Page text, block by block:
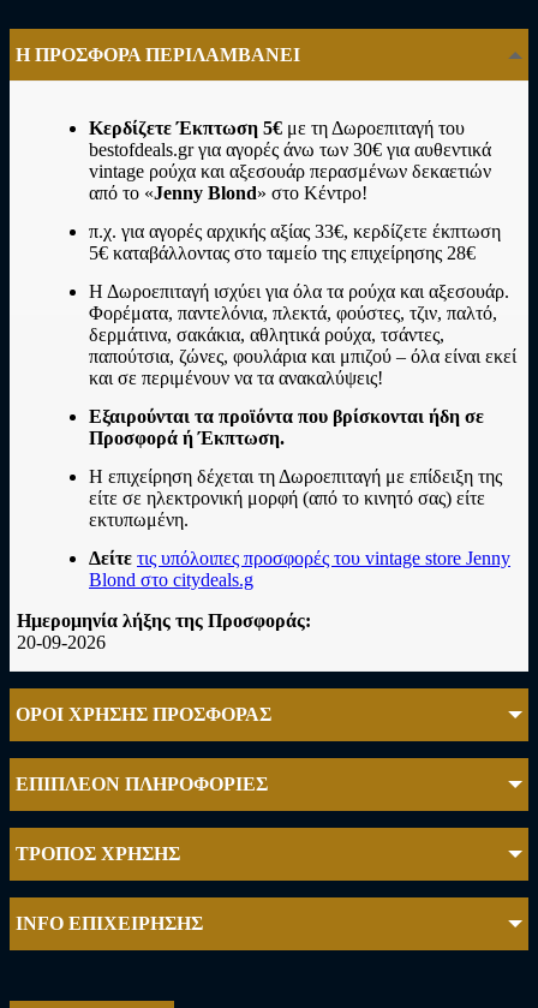
Η ΠΡΟΣΦΟΡΑ ΠΕΡΙΛΑΜΒΑΝΕΙ
Κερδίζετε Έκπτωση 5€ με τη Δωροεπιταγή του
bestofdeals.gr για αγορές άνω των 30€ για αυθεντικά
vintage ρούχα και αξεσουάρ περασμένων δεκαετιών
από το «Jenny Blond» στο Κέντρο!
π.χ. για αγορές αρχικής αξίας 33€, κερδίζετε έκπτωση
5€ καταβάλλοντας στο ταμείο της επιχείρησης 28€
Η Δωροεπιταγή ισχύει για όλα τα ρούχα και αξεσουάρ.
Φορέματα, παντελόνια, πλεκτά, φούστες, τζιν, παλτό,
δερμάτινα, σακάκια, αθλητικά ρούχα, τσάντες,
παπούτσια, ζώνες, φουλάρια και μπιζού – όλα είναι εκεί
και σε περιμένουν να τα ανακαλύψεις!
Εξαιρούνται τα προϊόντα που βρίσκονται ήδη σε
Προσφορά ή Έκπτωση.
Η επιχείρηση δέχεται τη Δωροεπιταγή με επίδειξη της
είτε σε ηλεκτρονική μορφή (από το κινητό σας) είτε
εκτυπωμένη.
Δείτε τις υπόλοιπες προσφορές του vintage store Jenny
Blond στο citydeals.g
Ημερομηνία λήξης της Προσφοράς:
20-09-2026
ΟΡΟΙ ΧΡΗΣΗΣ ΠΡΟΣΦΟΡΑΣ
ΕΠΙΠΛΕΟΝ ΠΛΗΡΟΦΟΡΙΕΣ
ΤΡΟΠΟΣ ΧΡΗΣΗΣ
INFO ΕΠΙΧΕΙΡΗΣΗΣ